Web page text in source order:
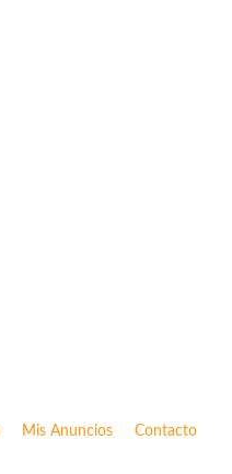
Mis Anuncios Contacto